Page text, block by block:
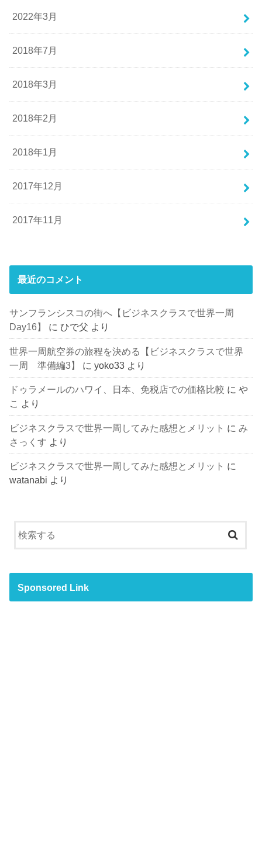
2022年3月
2018年7月
2018年3月
2018年2月
2018年1月
2017年12月
2017年11月
最近のコメント
サンフランシスコの街へ【ビジネスクラスで世界一周
Day16】
に ひで父 より
世界一周航空券の旅程を決める【ビジネスクラスで世界
一周 準備編3】
にyoko33 より
ドゥラメールのハワイ、日本、免税店での価格比較 にや
こ より
ビジネスクラスで世界一周してみた感想とメリット に み
さっくす より
ビジネスクラスで世界一周してみた感想とメリット に
watanabi より
Sponsored Link